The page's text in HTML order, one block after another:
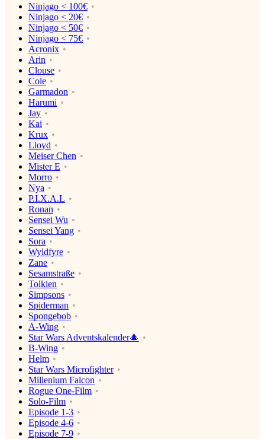
Ninjago < 100€
Ninjago < 20€
Ninjago < 50€
Ninjago < 75€
Acronix
Arin
Clouse
Cole
Garmadon
Harumi
Jay
Kai
Krux
Lloyd
Meiser Chen
Mister E
Morro
Nya
P.I.X.A.L
Ronan
Sensei Wu
Sensei Yang
Sora
Wyldfyre
Zane
Sesamstraße
Tolkien
Simpsons
Spiderman
Spongebob
A-Wing
Star Wars Adventskalender🎄
B-Wing
Helm
Star Wars Microfighter
Millenium Falcon
Rogue One-Film
Solo-Film
Episode 1-3
Episode 4-6
Episode 7-9